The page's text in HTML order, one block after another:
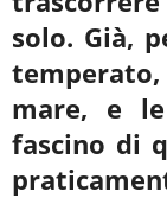
solo. Già,
temperato,
mare, e
fascino di